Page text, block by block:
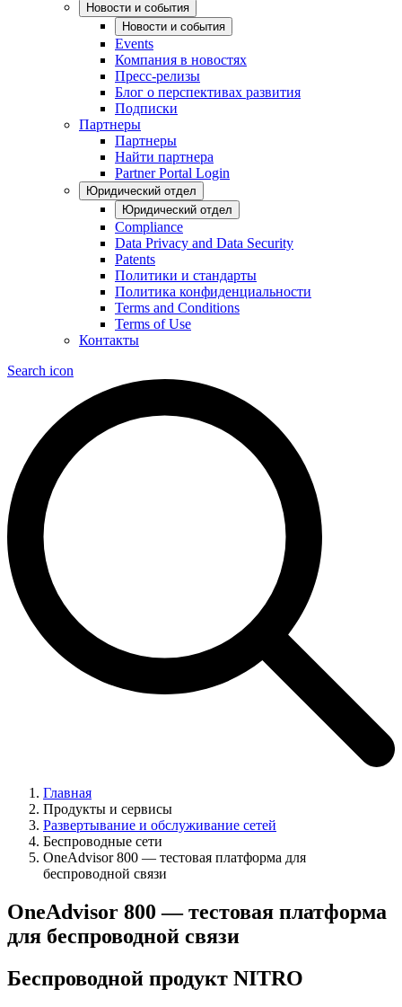
Новости и события
Новости и события
Events
Компания в новостях
Пресс-релизы
Блог о перспективах развития
Подписки
Партнеры
Партнеры
Найти партнера
Partner Portal Login
Юридический отдел
Юридический отдел
Compliance
Data Privacy and Data Security
Patents
Политики и стандарты
Политика конфиденциальности
Terms and Conditions
Terms of Use
Контакты
Search icon
Главная
Продукты и сервисы
Развертывание и обслуживание сетей
Беспроводные сети
OneAdvisor 800 — тестовая платформа для
беспроводной связи
OneAdvisor 800 — тестовая платформа
для беспроводной связи
Беспроводной продукт NITRO